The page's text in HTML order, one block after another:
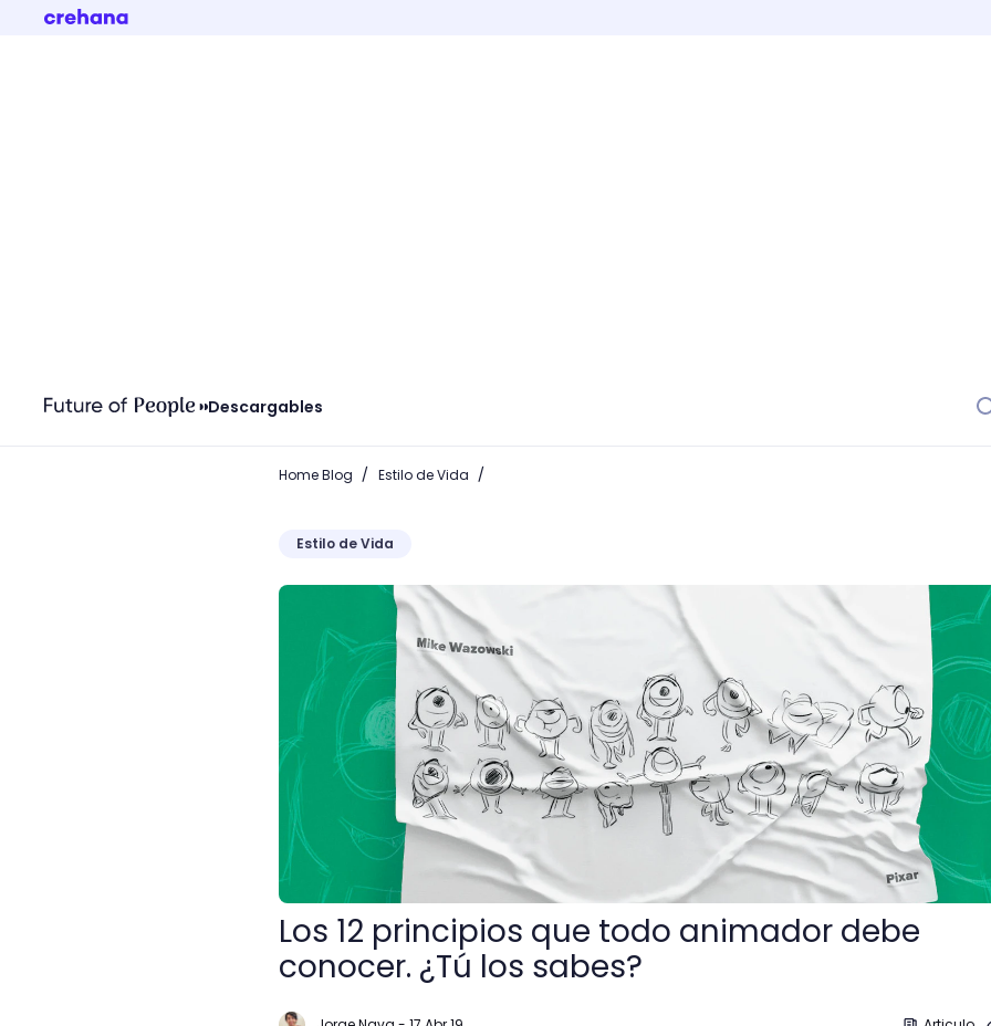
Descargables
Home Blog / Estilo de Vida /
Estilo de Vida
Los 12 principios que todo animador debe conocer. ¿Tú los sabes?
Los 12 principios que todo animador debe
conocer. ¿Tú los sabes?